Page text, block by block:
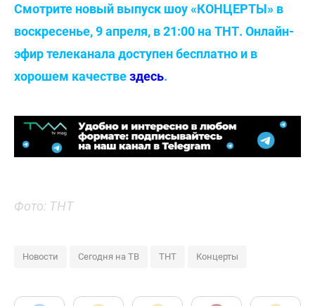
Смотрите новый выпуск шоу «КОНЦЕРТЫ» в
воскресенье, 9 апреля, в 21:00 на ТНТ. Онлайн-
эфир телеканала доступен бесплатно и в
хорошем качествездесь.
Фото: ТНТ
Новости Сегодня на ТВ ТНТ Концерты